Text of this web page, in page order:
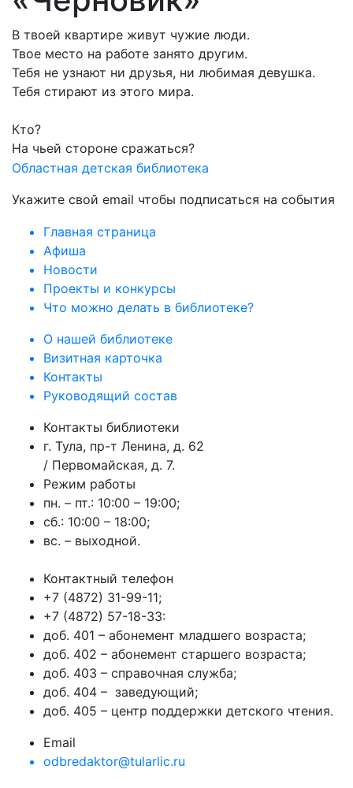
В твоей квартире живут чужие люди.
Твое место на работе занято другим.
Тебя не узнают ни друзья, ни любимая девушка.
Тебя стирают из этого мира.
Кто?
На чьей стороне сражаться?
Областная детская библиотека
Укажите свой email чтобы подписаться на события
Главная страница
Афиша
Новости
Проекты и конкурсы
Что можно делать в библиотеке?
О нашей библиотеке
Визитная карточка
Контакты
Руководящий состав
Контакты библиотеки
г. Тула, пр-т Ленина, д. 62
/ Первомайская, д. 7.
Режим работы
пн. – пт.: 10:00 – 19:00;
сб.: 10:00 – 18:00;
вс. – выходной.
Контактный телефон
+7 (4872) 31-99-11;
+7 (4872) 57-18-33:
доб. 401 – абонемент младшего возраста;
доб. 402 – абонемент старшего возраста;
доб. 403 – справочная служба;
доб. 404 – заведующий;
доб. 405 – центр поддержки детского чтения.
Email
odbredaktor@tularlic.ru